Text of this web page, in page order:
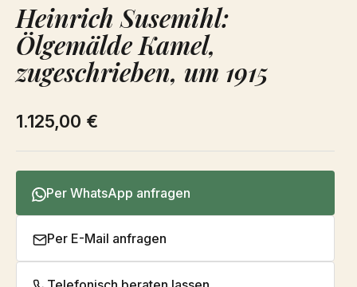
Heinrich Susemihl:
Ölgemälde Kamel,
zugeschrieben, um 1915
1.125,00 €
Per WhatsApp anfragen
Per E-Mail anfragen